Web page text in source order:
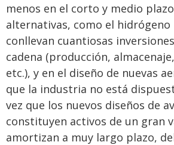
menos en el corto y medio
alternativas, como el hidrógeno
conllevan cuantiosas
cadena (producción,
etc.), y en el diseño de nuevas
que la industria no está
vez que los nuevos diseños de
constituyen activos de un gran
amortizan a muy largo plazo,